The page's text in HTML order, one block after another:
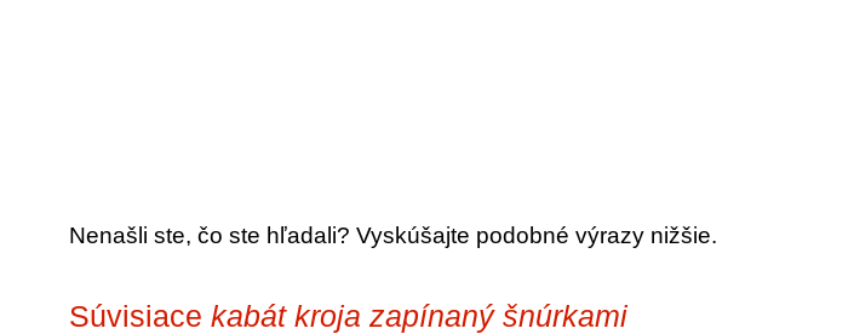
Nenašli ste, čo ste hľadali? Vyskúšajte podobné výrazy nižšie.
Súvisiace kabát kroja zapínaný šnúrkami